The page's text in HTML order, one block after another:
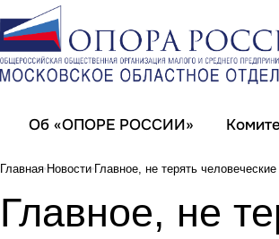
Об «ОПОРЕ РОССИИ»
Главная Новости Главное, не терять
Главное, не